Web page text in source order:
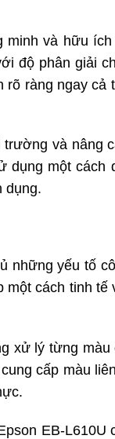
minh và hữu
độ phân giải
ràng ngay cả
và nâng
dụng một cách
dụng.
những yếu tố
cách tinh tế
xử lý từng
cấp màu
EB-L610U